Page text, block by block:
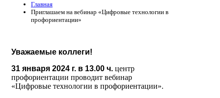
Главная
Приглашаем на вебинар «Цифровые технологии в
профориентации»
Уважаемые коллеги!
31 января 2024 г. в 13.00 ч. центр
профориентации проводит вебинар
«Цифровые технологии в профориентации».